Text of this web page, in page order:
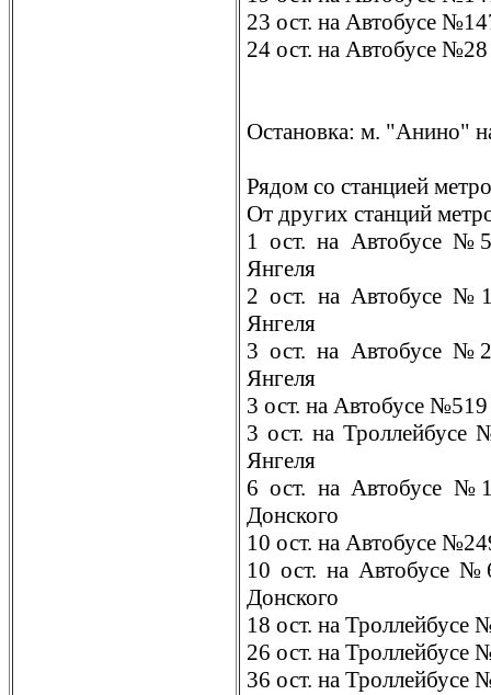
23 ост. на Автобусе
24 ост. на Автобусе
Остановка: м. "Анино"
Рядом со станцией
От других станций
1 ост. на Автобусе
Янгеля
2 ост. на Автобусе
Янгеля
3 ост. на Автобусе
Янгеля
3 ост. на Автобусе
3 ост. на
Янгеля
6 ост. на Автобусе
Донского
10 ост. на Автобусе
10 ост. на Автобусе
Донского
18 ост. на Троллейбусе
26 ост. на Троллейбусе
36 ост. на Троллейбусе